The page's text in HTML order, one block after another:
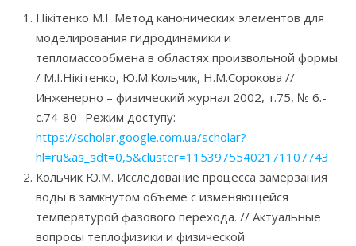
Нікітенко М.І. Метод канонических элементов для
моделирования гидродинамики и
тепломассообмена в областях произвольной формы
/ М.І.Нікітенко, Ю.М.Кольчик, Н.М.Сорокова //
Инженерно – физический журнал 2002, т.75, № 6.-
с.74-80- Режим доступу:
https://scholar.google.com.ua/scholar?
hl=ru&as_sdt=0,5&cluster=11539755402171107743
Кольчик Ю.М. Исследование процесса замерзания
воды в замкнутом объеме с изменяющейся
температурой фазового перехода. // Актуальные
вопросы теплофизики и физической